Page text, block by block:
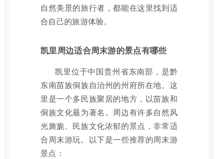
自然美景的旅行者，都能在这里找到适
合自己的旅游体验。
凯里周边适合周末游的景点有哪些
凯里位于中国贵州省东南部，是黔
东南苗族侗族自治州的州府所在地。这
里是一个多民族聚居的地方，以苗族和
侗族文化最为著名。周边有许多自然风
光旖旎、民族文化浓郁的景点，非常适
合周末游玩。以下是一些推荐的周末游
景点：